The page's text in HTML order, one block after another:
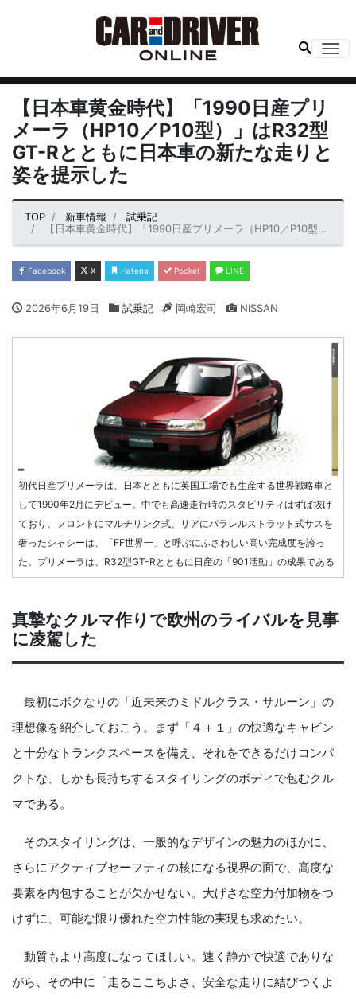
【日本車黄金時代】「1990日産プリ
メーラ（HP10／P10型）」はR32型
GT-Rとともに日本車の新たな走りと
姿を提示した
TOP 新車情報
試乗記
【日本車黄金時代】「1990日産プリメーラ（HP10／P10型）」はR32型GT-Rとともに日本車の新たな走りと姿を提示した
Facebook X Hatena Pocket LINE
2026年6月19日 試乗記 岡崎宏司 NISSAN
初代日産プリメーラは、日本とともに英国工場でも生産する世界戦略車と
して1990年2月にデビュー。中でも高速走行時のスタビリティはずば抜け
ており、フロントにマルチリンク式、リアにパラレルストラット式サスを
奢ったシャシーは、「FF世界一」と呼ぶにふさわしい高い完成度を誇っ
た。プリメーラは、R32型GT-Rとともに日産の「901活動」の成果である
真摯なクルマ作りで欧州のライバルを見事
に凌駕した
最初にボクなりの「近未来のミドルクラス・サルーン」の
理想像を紹介しておこう。まず「４＋１」の快適なキャビン
と十分なトランクスペースを備え、それをできるだけコンパ
クトな、しかも長持ちするスタイリングのボディで包むクル
マである。
そのスタイリングは、一般的なデザインの魅力のほかに、
さらにアクティブセーフティの核になる視界の面で、高度な
要素を内包することが欠かせない。大げさな空力付加物をつ
けずに、可能な限り優れた空力性能の実現も求めたい。
動質もより高度になってほしい。速く静かで快適でありな
がら、その中に「走るここちよさ、安全な走りに結びつくよ